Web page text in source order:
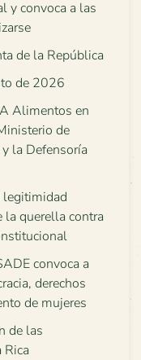
y convoca a las
de la República
de 2026
Alimentos en
de
la Defensoría
legitimidad
querella contra
convoca a
derechos
de mujeres
de las